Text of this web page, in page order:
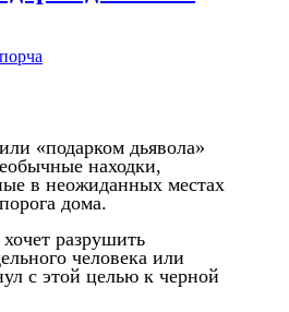
«подарком дьявола»
находки,
в неожиданных местах
дома.
разрушить
человека или
с этой целью к черной